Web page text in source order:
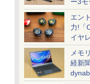
エン
力!「
イヤ
一気
メモ
経新